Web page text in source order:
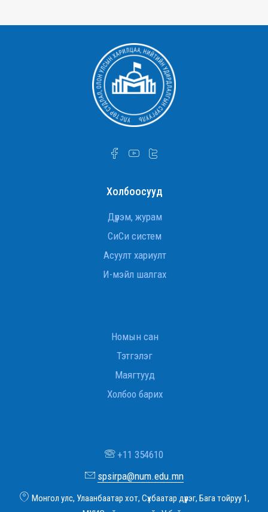
Холбоосууд
Дүрэм, журам
СиСи систем
Асуулт хариулт
И-мэйл шалгах
Номын сан
Тэтгэлэг
Маягтууд
Холбоо барих
+11 354610
spsirpa@num.edu.mn
Монгол улс, Улаанбаатар хот, Сүхбаатар дүүрэг, Бага тойруу 1,